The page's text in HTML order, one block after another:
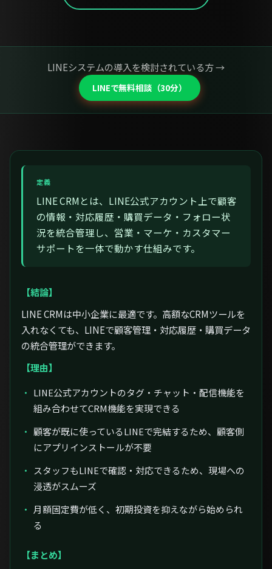
LINEシステムの導入を検討されている方 →
LINEで無料相談（30分）
定義
LINE CRMとは、LINE公式アカウント上で顧客
の情報・対応履歴・購買データ・フォロー状
況を統合管理し、営業・マーケ・カスタマー
サポートを一体で動かす仕組みです。
【結論】
LINE CRMは中小企業に最適です。高額なCRMツールを
入れなくても、LINEで顧客管理・対応履歴・購買データ
の統合管理ができます。
【理由】
LINE公式アカウントのタグ・チャット・配信機能を
組み合わせてCRM機能を実現できる
顧客が既に使っているLINEで完結するため、顧客側
にアプリインストールが不要
スタッフもLINEで確認・対応できるため、現場への
浸透がスムーズ
月額固定費が低く、初期投資を抑えながら始められ
る
【まとめ】